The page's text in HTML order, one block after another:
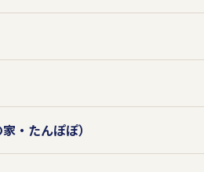
家・たんぽぽ）